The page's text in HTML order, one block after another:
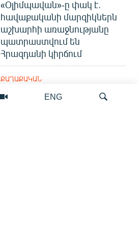
ENG
«Օլիմպավան»-ը փակ է.
հավաքականի մարզիկներն
աշխարհի առաջնությանը
պատրաստվում են
Հրազդանի կիրճում
ՔԱՂԱՔԱԿԱՆ
ընդդիմադիր թեկնածուի